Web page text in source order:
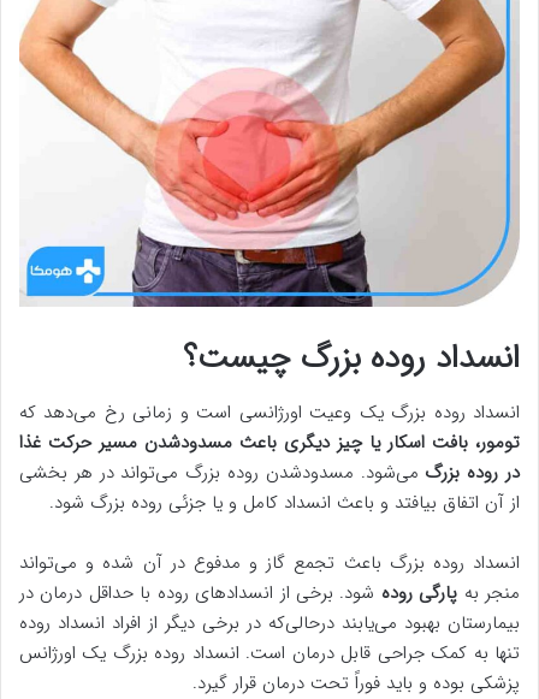
انسداد روده بزرگ چیست؟
انسداد روده بزرگ یک وعیت اورژانسی است و زمانی رخ می‌دهد که
تومور، بافت اسکار یا چیز دیگری باعث مسدودشدن مسیر حرکت غذا
در روده بزرگ می‌شود. مسدودشدن روده بزرگ می‌تواند در هر بخشی
از آن اتفاق بیافتد و باعث انسداد کامل و یا جزئی روده بزرگ شود.
انسداد روده بزرگ باعث تجمع گاز و مدفوع در آن شده و می‌تواند
منجر به پارگی روده شود. برخی از انسدادهای روده با حداقل درمان در
بیمارستان بهبود می‌یابند درحالی‌که در برخی دیگر از افراد انسداد روده
تنها به کمک جراحی قابل درمان است. انسداد روده بزرگ یک اورژانس
پزشکی بوده و باید فوراً تحت درمان قرار گیرد.